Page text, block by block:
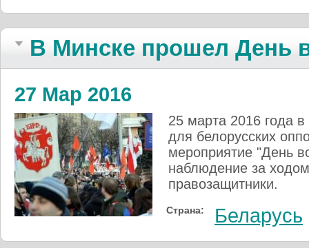
В Минске прошел День
27 Мар 2016
25 марта 2016 года
для белорусских
мероприятие "День
наблюдение за
правозащитники.
Страна: Беларусь